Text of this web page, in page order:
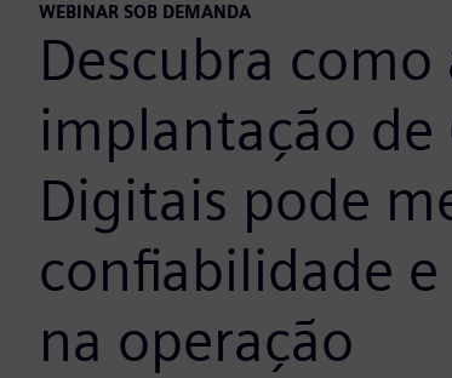
WEBINAR SOB DEMANDA
Descubra como
implantação de
Digitais pode
confiabilidade
na operação